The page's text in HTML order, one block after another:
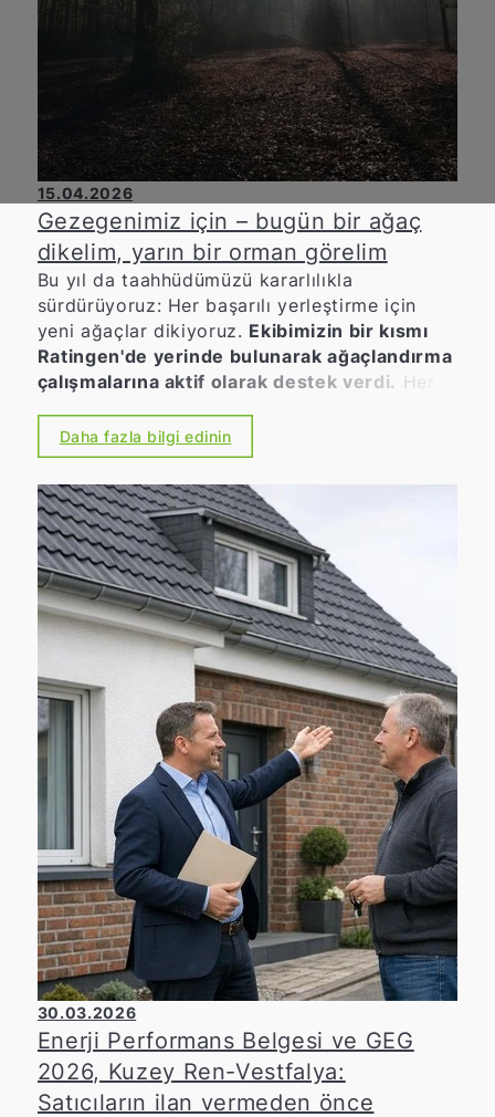
15.04.2026
Gezegenimiz için – bugün bir ağaç
dikelim, yarın bir orman görelim
Bu yıl da taahhüdümüzü kararlılıkla
sürdürüyoruz: Her başarılı yerleştirme için
yeni ağaçlar dikiyoruz. Ekibimizin bir kısmı
Ratingen'de yerinde bulunarak ağaçlandırma
çalışmalarına aktif olarak destek verdi. Her
dikmelidir. Sürdürülebilirliğe ve çevre bilincine
büyük önem veren bir şirket olarak, aktif
olarak katkıda bulunmak istiyoruz. Çünkü
kalite, deneyim, memnun müşteriler – ve iyi
hissetmek – bizim için birbirinden ayrılamaz
bir bütün oluşturur. Bu sadece günlük işlerimiz
için değil, aynı zamanda çevre ve iklim
koruma için de geçerlidir. 👉 Bu nedenle,
ortağımız PLANT-MY-TREE® ile birlikte,
aracılık ettiğimiz her sözleşme için yeni bir
ağaç dikiyoruz.
Daha fazla bilgi edinin
30.03.2026
Enerji Performans Belgesi ve GEG
2026, Kuzey Ren-Vestfalya:
Satıcıların ilan vermeden önce